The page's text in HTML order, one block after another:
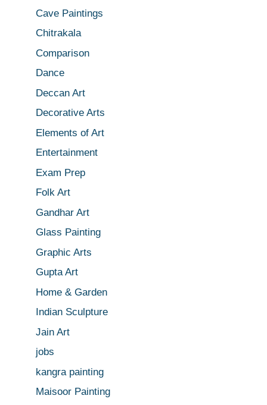
Cave Paintings
Chitrakala
Comparison
Dance
Deccan Art
Decorative Arts
Elements of Art
Entertainment
Exam Prep
Folk Art
Gandhar Art
Glass Painting
Graphic Arts
Gupta Art
Home & Garden
Indian Sculpture
Jain Art
jobs
kangra painting
Maisoor Painting